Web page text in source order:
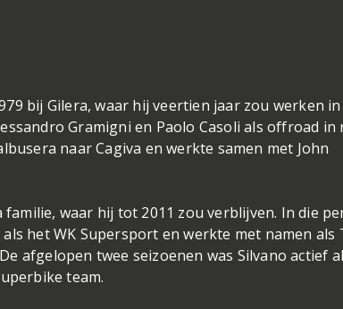
bij Gilera, waar hij veertien jaar zou werken in
Gramigni en Paolo Casoli als offroad in
naar Cagiva en werkte samen met John
waar hij tot 2011 zou verblijven. In die
het WK Supersport en werkte met namen als
afgelopen twee seizoenen was Silvano actief
team.